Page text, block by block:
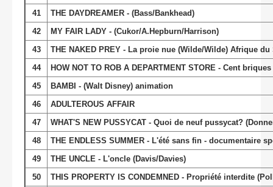
41
THE DAYDREAMER - (Bass/Bankhead)
42
MY FAIR LADY - (Cukor/A.Hepburn/Harrison)
43
THE NAKED PREY - La proie nue (Wilde/Wilde) Afrique du
44
HOW NOT TO ROB A DEPARTMENT STORE - Cent
45
BAMBI - (Walt Disney) animation
46
ADULTEROUS AFFAIR
47
WHAT'S NEW PUSSYCAT - Quoi de neuf pussycat?
48
THE ENDLESS SUMMER - L'été sans fin - documentaire
49
THE UNCLE - L'oncle (Davis/Davies)
50
THIS PROPERTY IS CONDEMNED - Propriété interdite